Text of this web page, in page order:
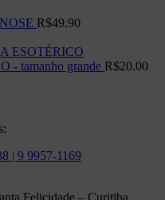
R$49.90
- tamanho grande R$20.00
| 9 9957-1169